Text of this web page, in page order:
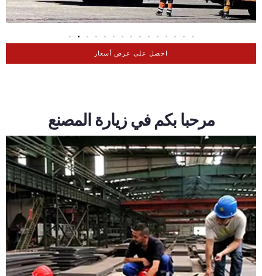
احصل على عرض أسعار
مرحبا بكم في زيارة المصنع